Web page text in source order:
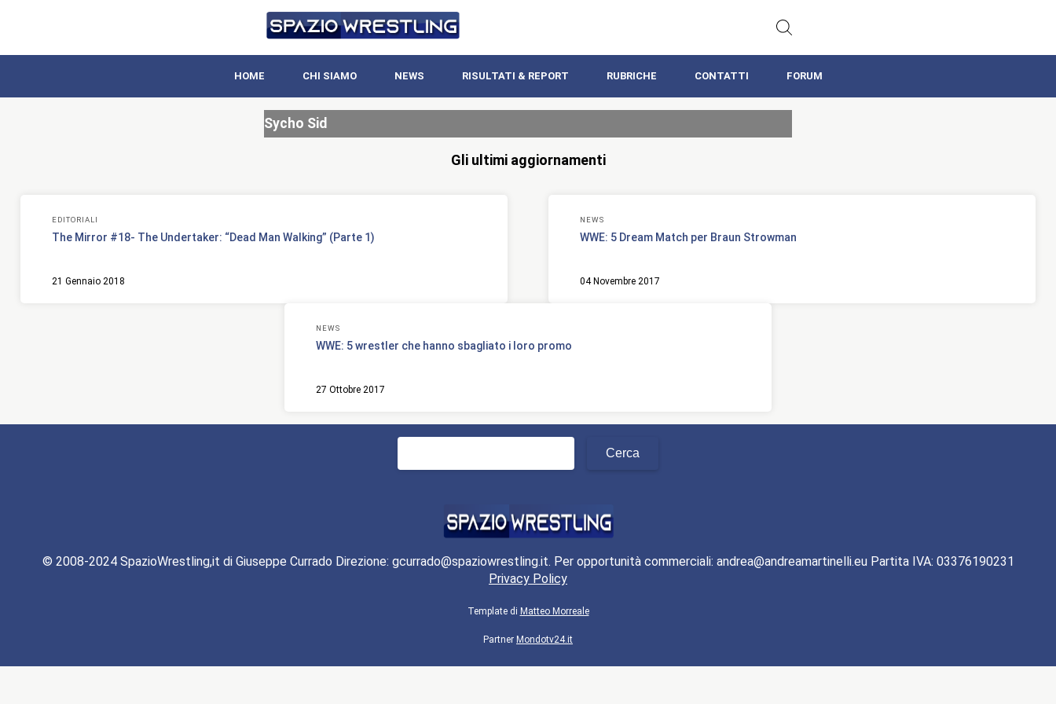
HOME CHI SIAMO NEWS RISULTATI & REPORT RUBRICHE CONTATTI FORUM
Sycho Sid
Gli ultimi aggiornamenti
EDITORIALI
The Mirror #18- The Undertaker: “Dead Man Walking” (Parte 1)
21 Gennaio 2018
NEWS
WWE: 5 Dream Match per Braun Strowman
04 Novembre 2017
NEWS
WWE: 5 wrestler che hanno sbagliato i loro promo
27 Ottobre 2017
© 2008-2024 SpazioWrestling,it di Giuseppe Currado Direzione: gcurrado@spaziowrestling.it. Per opportunità commerciali: andrea@andreamartinelli.eu Partita IVA: 03376190231
Privacy Policy
Template di Matteo Morreale
Partner Mondotv24.it